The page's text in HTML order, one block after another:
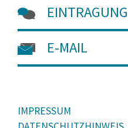
EINTRAGUNG
E-MAIL
IMPRESSUM